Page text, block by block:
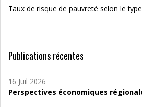
Taux de risque de pauvreté selon le
Publications récentes
16 Juil 2026
Perspectives économiques